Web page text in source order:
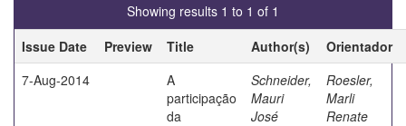
Showing results 1 to 1 of 1
Issue Date
Preview Title Author(s)
Orientador
7-Aug-2014
A
participação
da
Schneider,
Mauri
José
Roesler,
Marli
Renate